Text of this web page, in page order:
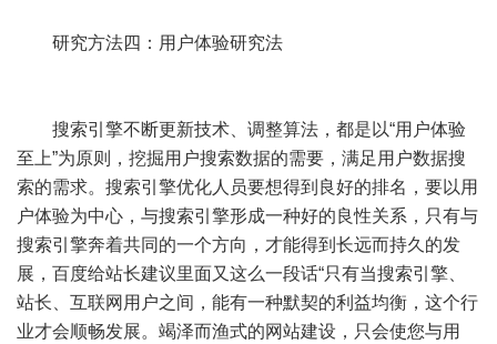
研究方法四：用户体验研究法
搜索引擎不断更新技术、调整算法，都是以“用户体验
至上”为原则，挖掘用户搜索数据的需要，满足用户数据搜
索的需求。搜索引擎优化人员要想得到良好的排名，要以用
户体验为中心，与搜索引擎形成一种好的良性关系，只有与
搜索引擎奔着共同的一个方向，才能得到长远而持久的发
展，百度给站长建议里面又这么一段话“只有当搜索引擎、
站长、互联网用户之间，能有一种默契的利益均衡，这个行
业才会顺畅发展。竭泽而渔式的网站建设，只会使您与用